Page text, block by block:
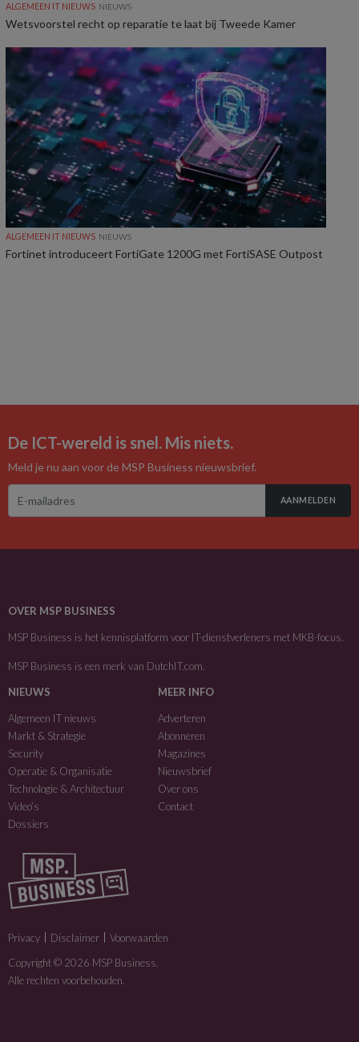
ALGEMEEN IT NIEUWS NIEUWS
Wetsvoorstel recht op reparatie te laat bij Tweede Kamer
ALGEMEEN IT NIEUWS NIEUWS
Fortinet introduceert FortiGate 1200G met FortiSASE Outpost
De ICT-wereld is snel. Mis niets.
Meld je nu aan voor de MSP Business nieuwsbrief.
AANMELDEN
OVER MSP BUSINESS
MSP Business is het kennisplatform voor IT-dienstverleners met MKB-focus.
MSP Business is een merk van DutchIT.com.
NIEUWS
Algemeen IT nieuws
Markt & Strategie
Security
Operatie & Organisatie
Technologie & Architectuur
Video’s
Dossiers
MEER INFO
Adverteren
Abonneren
Magazines
Nieuwsbrief
Over ons
Contact
Privacy Disclaimer
Voorwaarden
Copyright © 2026 MSP Business.
Alle rechten voorbehouden.